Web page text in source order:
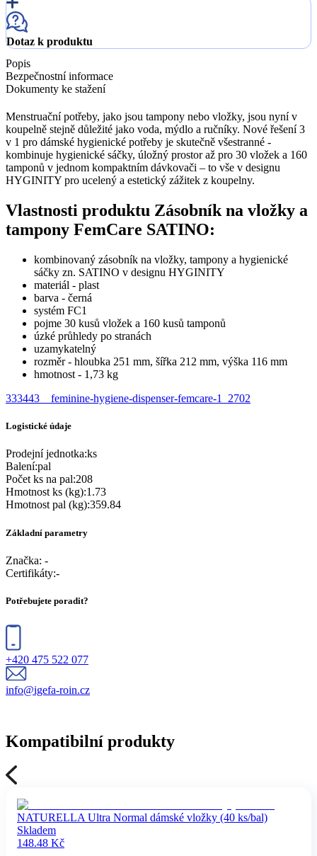
Dotaz k produktu
Popis
Bezpečnostní informace
Dokumenty ke stažení
Menstruační potřeby, jako jsou tampony nebo vložky, jsou nyní v
koupelně stejně důležité jako voda, mýdlo a ručníky. Nové řešení 3
v 1 pro dámské hygienické potřeby je skutečně všestranné -
kombinuje hygienické sáčky, úložný prostor až pro 30 vložek a 160
tamponů v jednom kompaktním dávkovači – to vše v designu
HYGINITY pro ucelený a estetický zážitek z koupelny.
Vlastnosti produktu Zásobník na vložky a
tampony FemCare SATINO:
kombinovaný zásobník na vložky, tampony a hygienické
sáčky zn. SATINO v designu HYGINITY
materiál - plast
barva - černá
systém FC1
pojme 30 kusů vložek a 160 kusů tamponů
úzké průhledy po stranách
uzamykatelný
rozměr - hloubka 251 mm, šířka 212 mm, výška 116 mm
hmotnost - 1,73 kg
333443__feminine-hygiene-dispenser-femcare-1_2702
Logistické údaje
Prodejní jednotka:ks
Balení:pal
Počet ks na pal:208
Hmotnost ks (kg):1.73
Hmotnost pal (kg):359.84
Základní parametry
Značka: -
Certifikáty:-
Potřebujete poradit?
+420 475 522 077
info@igefa-roin.cz
Kompatibilní produkty
NATURELLA Ultra Normal dámské vložky (40 ks/bal)
Skladem
148.48 Kč